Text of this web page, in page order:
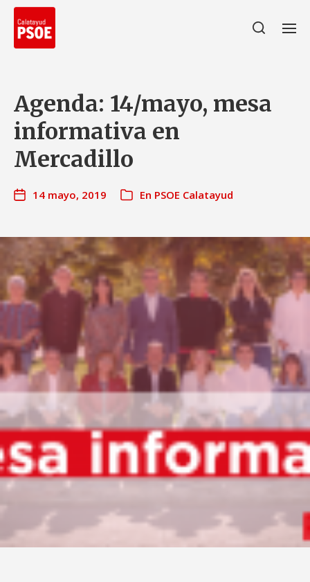
Agenda: 14/mayo, mesa
informativa en
Mercadillo
14 mayo, 2019 En PSOE Calatayud